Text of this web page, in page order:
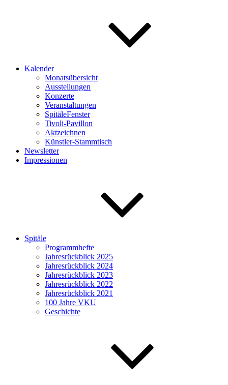
Kalender
Monatsübersicht
Ausstellungen
Konzerte
Veranstaltungen
SpitäleFenster
Tivoli-Pavillon
Aktzeichnen
Künstler-Stammtisch
Newsletter
Impressionen
Spitäle
Programmhefte
Jahresrückblick 2025
Jahresrückblick 2024
Jahresrückblick 2023
Jahresrückblick 2022
Jahresrückblick 2021
100 Jahre VKU
Geschichte